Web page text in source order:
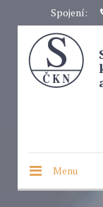
Spojení:
Menu